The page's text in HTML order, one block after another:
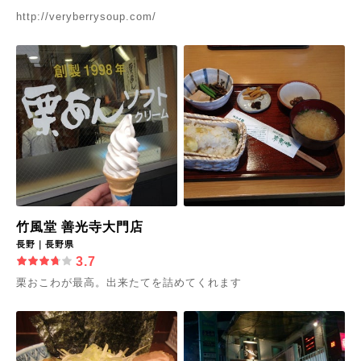
http://veryberrysoup.com/
竹風堂 善光寺大門店
長野｜長野県
3.7
栗おこわが最高。出来たてを詰めてくれます